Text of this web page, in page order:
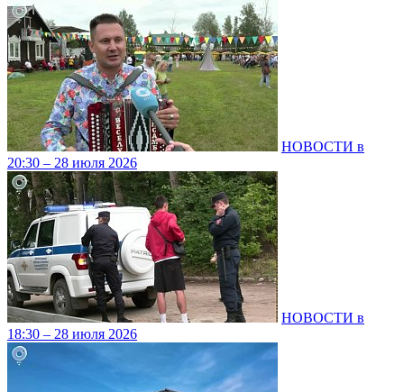
НОВОСТИ в
20:30 – 28 июля 2026
НОВОСТИ в
18:30 – 28 июля 2026